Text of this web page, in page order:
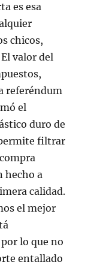
es esa
chicos,
valor del
referéndum
el
duro de
filtrar
hecho a
calidad.
el mejor
lo que no
entallado